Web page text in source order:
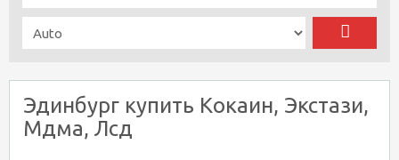
Эдинбург купить Кокаин, Экстази,
Мдма, Лсд